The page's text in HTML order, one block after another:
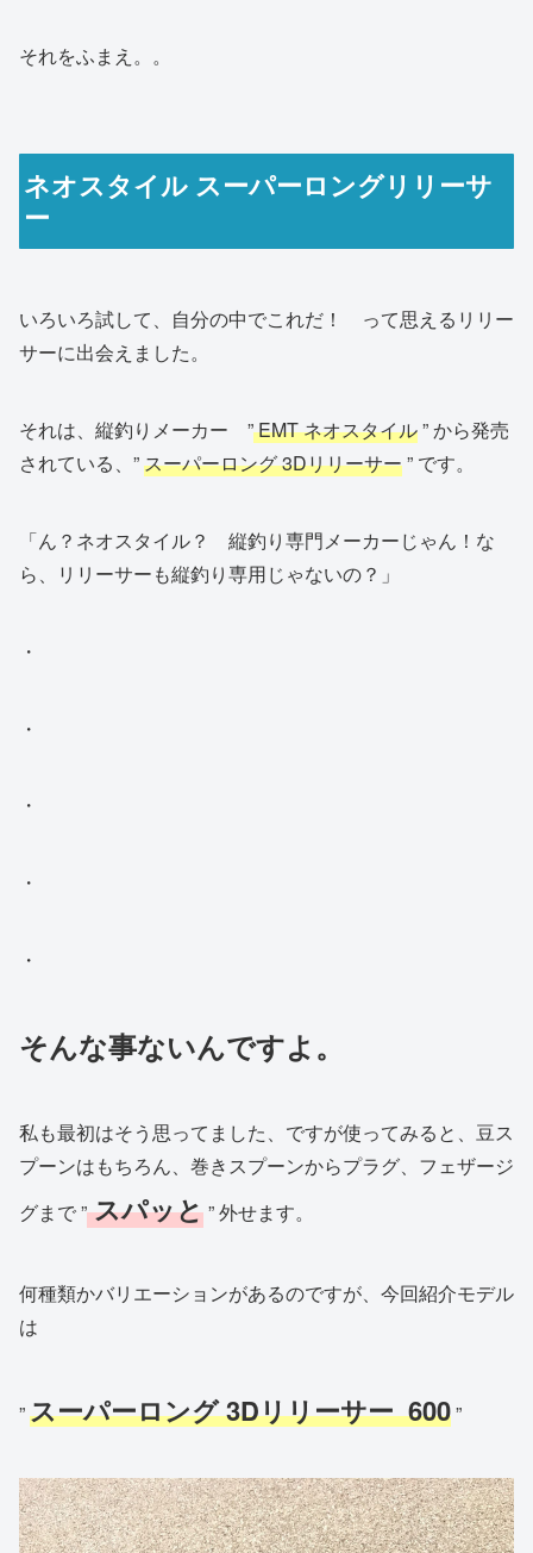
それをふまえ。。
ネオスタイル スーパーロングリリーサ
ー
いろいろ試して、自分の中でこれだ！ って思えるリリー
サーに出会えました。
それは、縦釣りメーカー ”EMT ネオスタイル” から発売
されている、”スーパーロング 3Dリリーサー” です。
「ん？ネオスタイル？ 縦釣り専門メーカーじゃん！な
ら、リリーサーも縦釣り専用じゃないの？」
・
・
・
・
・
そんな事ないんですよ。
私も最初はそう思ってました、ですが使ってみると、豆ス
プーンはもちろん、巻きスプーンからプラグ、フェザージ
グまで ”スパッと” 外せます。
何種類かバリエーションがあるのですが、今回紹介モデル
は
”スーパーロング 3Dリリーサー 600”